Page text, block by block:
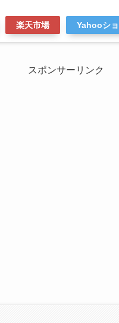
楽天市場 Yahooシ
スポンサーリンク